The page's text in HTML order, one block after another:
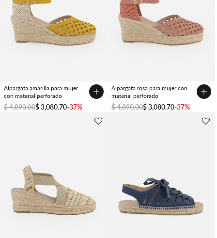
Alpargata amarilla para mujer
con material perforado
$ 4,890.00$ 3,080.70-37%
Alpargata rosa para mujer con
material perforado
$ 4,890.00$ 3,080.70-37%